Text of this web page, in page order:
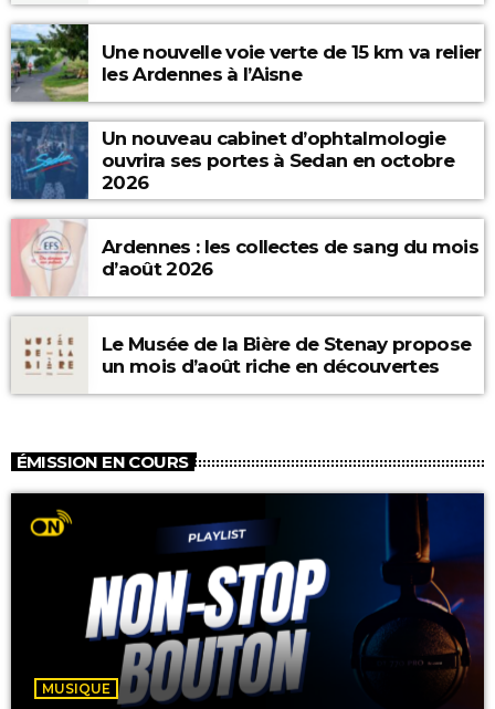
Une nouvelle voie verte de 15 km va relier
les Ardennes à l’Aisne
Un nouveau cabinet d’ophtalmologie
ouvrira ses portes à Sedan en octobre
2026
Ardennes : les collectes de sang du mois
d’août 2026
Le Musée de la Bière de Stenay propose
un mois d’août riche en découvertes
ÉMISSION EN COURS
MUSIQUE